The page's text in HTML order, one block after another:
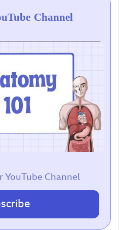
Channel
YouTube Channel